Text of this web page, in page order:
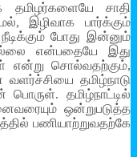
சாதி
இழிவாக பார்க்கும்
போது இன்னும்
என்பதையே இது
என்று சொல்வதற்கும்,
தமிழ்நாடு
தமிழ்நாட்டில்
ஒன்றுபடுத்த
பணியாற்றுவதற்கே